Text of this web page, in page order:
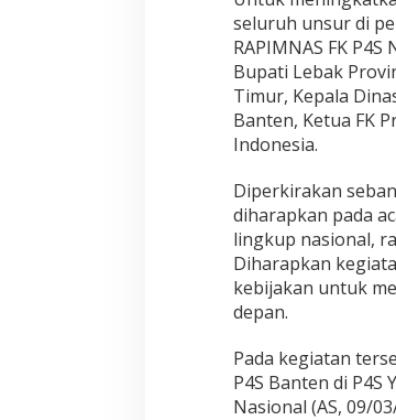
A
S
P
4
S
I
O
N
A
seluruh unsur di
RAPIMNAS FK
Bupati Lebak
Timur, Kepala
Banten, Ketua FK
Indonesia.
Diperkirakan
diharapkan pada
lingkup nasional,
Diharapkan
kebijakan untuk
depan.
Pada kegiatan
P4S Banten di P4S
Nasional (AS, 09/